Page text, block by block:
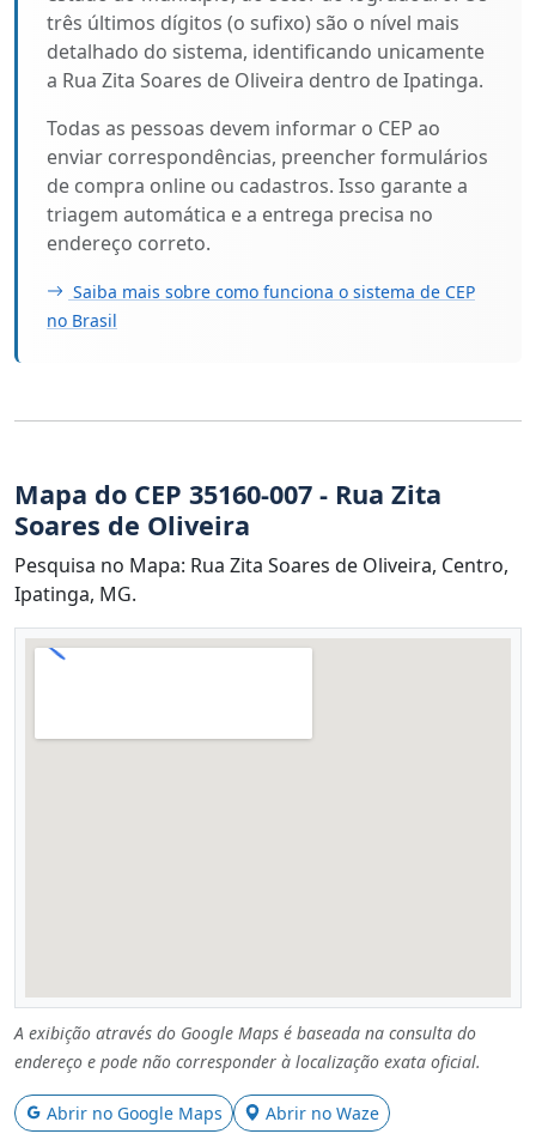
três últimos dígitos (o sufixo) são o nível mais
detalhado do sistema, identificando unicamente
a Rua Zita Soares de Oliveira dentro de Ipatinga.
Todas as pessoas devem informar o CEP ao
enviar correspondências, preencher formulários
de compra online ou cadastros. Isso garante a
triagem automática e a entrega precisa no
endereço correto.
Saiba mais sobre como funciona o sistema de CEP
no Brasil
Mapa do CEP 35160-007 - Rua Zita
Soares de Oliveira
Pesquisa no Mapa: Rua Zita Soares de Oliveira, Centro,
Ipatinga, MG.
A exibição através do Google Maps é baseada na consulta do
endereço e pode não corresponder à localização exata oficial.
Abrir no Google Maps Abrir no Waze